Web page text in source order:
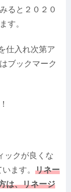
ると２０２０
す。
仕入れ次第ア
ブックマーク
ックが良くな
ます。 リネー
は、リネージ